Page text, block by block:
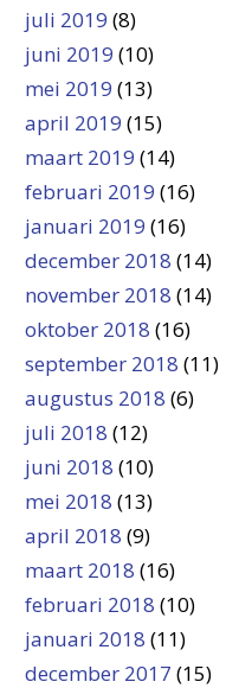
juli 2019 (8)
juni 2019 (10)
mei 2019 (13)
april 2019 (15)
maart 2019 (14)
februari 2019 (16)
januari 2019 (16)
december 2018 (14)
november 2018 (14)
oktober 2018 (16)
september 2018 (11)
augustus 2018 (6)
juli 2018 (12)
juni 2018 (10)
mei 2018 (13)
april 2018 (9)
maart 2018 (16)
februari 2018 (10)
januari 2018 (11)
december 2017 (15)